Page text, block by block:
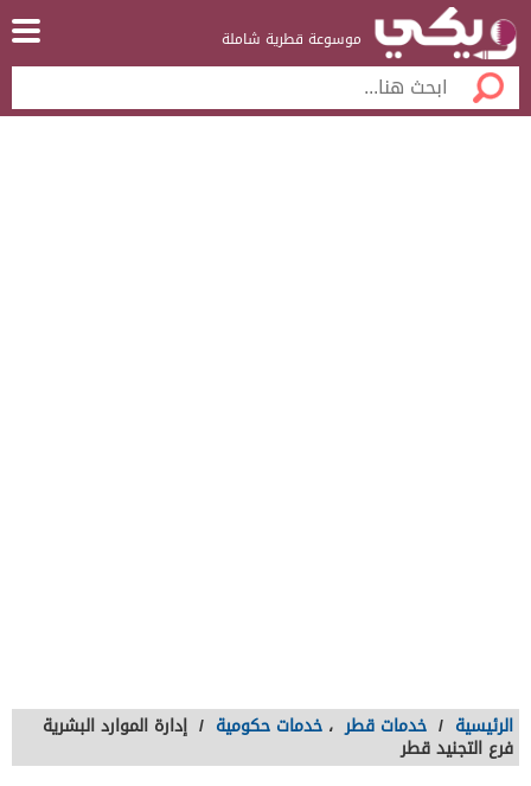
موسوعة قطرية شاملة
الرئيسية / خدمات قطر ، خدمات حكومية / إدارة الموارد البشرية
فرع التجنيد قطر